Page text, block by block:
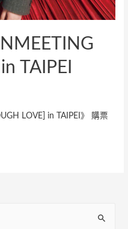
TAIPEI
LOVE] in TAIPEI》 購票